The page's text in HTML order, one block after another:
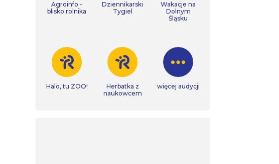
Agroinfo -
blisko rolnika
Dziennikarski
Tygiel
Wakacje na
Dolnym
Śląsku
Halo, tu ZOO!
Herbatka z
naukowcem
więcej audycji